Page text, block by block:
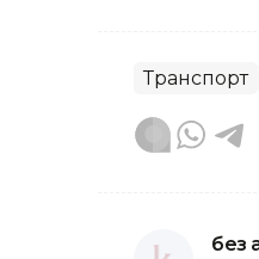
Транспорт
без